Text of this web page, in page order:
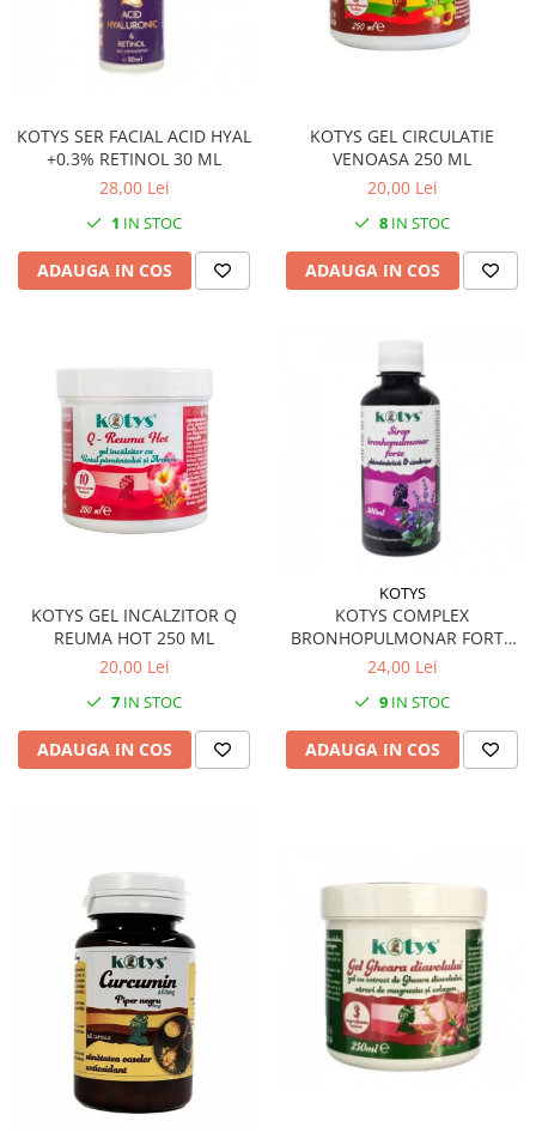
KOTYS SER FACIAL ACID HYAL
+0.3% RETINOL 30 ML
28,00 Lei
1 IN STOC
ADAUGA IN COS
KOTYS GEL CIRCULATIE
VENOASA 250 ML
20,00 Lei
8 IN STOC
ADAUGA IN COS
KOTYS GEL INCALZITOR Q
REUMA HOT 250 ML
20,00 Lei
7 IN STOC
ADAUGA IN COS
KOTYS
KOTYS COMPLEX
BRONHOPULMONAR FORTE
SIROP 200 ML
24,00 Lei
9 IN STOC
ADAUGA IN COS